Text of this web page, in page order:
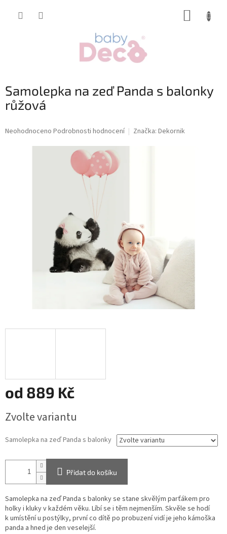
Samolepka na zeď Panda s balonky
růžová
Průměrné
Neohodnoceno Podrobnosti hodnocení Značka: Dekornik
od 889 Kč
cena:
Zvolte variantu
Samolepka na zeď Panda s balonky
Přidat do košíku
Samolepka na zeď Panda s balonky se stane skvělým parťákem pro
holky i kluky v každém věku. Líbí se i těm nejmenším. Skvěle se hodí
k umístění u postýlky, první co dítě po probuzení vidí je jeho kámoška
panda a hned je den veselejší.